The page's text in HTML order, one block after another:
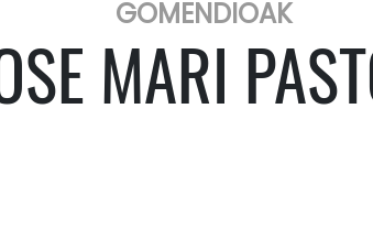
GOMENDIOAK
MARI